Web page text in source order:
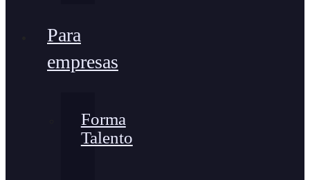
Para
empresas
Forma
Talento